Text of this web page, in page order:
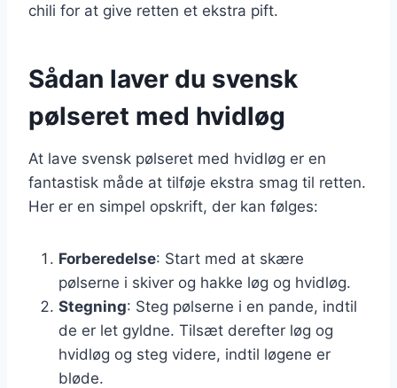
chili for at give retten et ekstra pift.
Sådan laver du svensk
pølseret med hvidløg
At lave svensk pølseret med hvidløg er en
fantastisk måde at tilføje ekstra smag til retten.
Her er en simpel opskrift, der kan følges:
Forberedelse: Start med at skære
pølserne i skiver og hakke løg og hvidløg.
Stegning: Steg pølserne i en pande, indtil
de er let gyldne. Tilsæt derefter løg og
hvidløg og steg videre, indtil løgene er
bløde.